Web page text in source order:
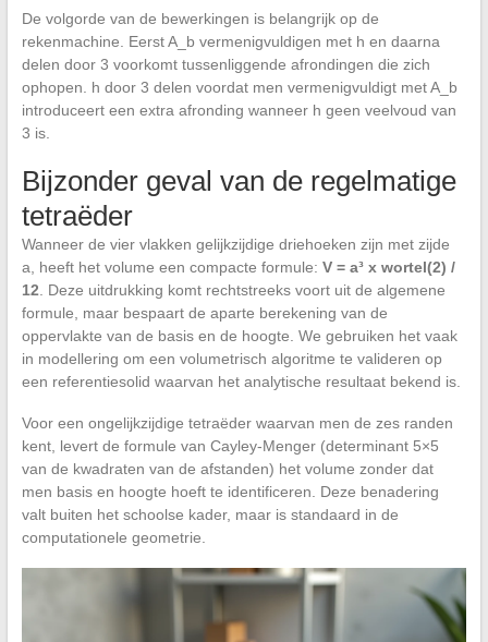
De volgorde van de bewerkingen is belangrijk op de
rekenmachine. Eerst A_b vermenigvuldigen met h en daarna
delen door 3 voorkomt tussenliggende afrondingen die zich
ophopen. h door 3 delen voordat men vermenigvuldigt met A_b
introduceert een extra afronding wanneer h geen veelvoud van
3 is.
Bijzonder geval van de regelmatige
tetraëder
Wanneer de vier vlakken gelijkzijdige driehoeken zijn met zijde
a, heeft het volume een compacte formule: V = a³ x wortel(2) /
12 . Deze uitdrukking komt rechtstreeks voort uit de algemene
formule, maar bespaart de aparte berekening van de
oppervlakte van de basis en de hoogte. We gebruiken het vaak
in modellering om een volumetrisch algoritme te valideren op
een referentiesolid waarvan het analytische resultaat bekend is.
Voor een ongelijkzijdige tetraëder waarvan men de zes randen
kent, levert de formule van Cayley-Menger (determinant 5×5
van de kwadraten van de afstanden) het volume zonder dat
men basis en hoogte hoeft te identificeren. Deze benadering
valt buiten het schoolse kader, maar is standaard in de
computationele geometrie.